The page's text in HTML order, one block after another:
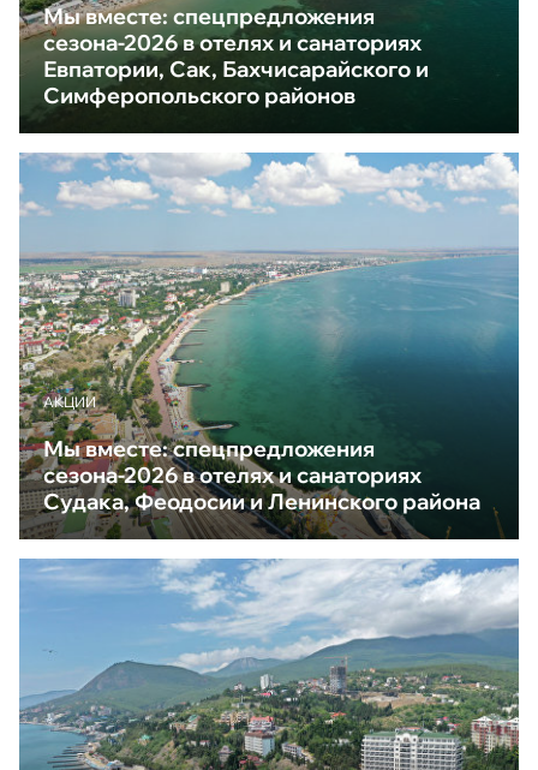
Мы вместе: спецпредложения
сезона-2026 в отелях и санаториях
Евпатории, Сак, Бахчисарайского и
Симферопольского районов
АКЦИИ
Мы вместе: спецпредложения
сезона-2026 в отелях и санаториях
Судака, Феодосии и Ленинского района